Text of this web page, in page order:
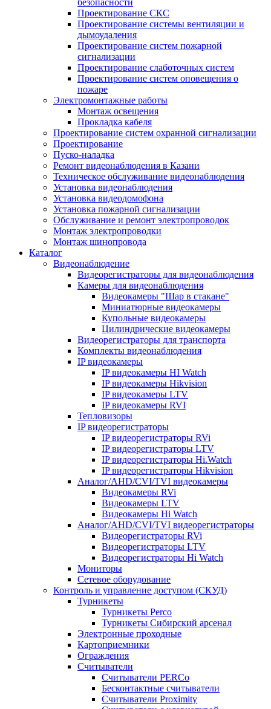
безопасности
Проектирование СКС
Проектирование системы вентиляции и
дымоудаления
Проектирование систем пожарной
сигнализации
Проектирование слаботочных систем
Проектирование систем оповещения о
пожаре
Электромонтажные работы
Монтаж освещения
Прокладка кабеля
Проектирование систем охранной сигнализации
Проектирование
Пуско-наладка
Ремонт видеонаблюдения в Казани
Техническое обслуживание видеонаблюдения
Установка видеонаблюдения
Установка видеодомофона
Установка пожарной сигнализации
Обслуживание и ремонт электропроводок
Монтаж электропроводки
Монтаж шинопровода
Каталог
Видеонаблюдение
Видеорегистраторы для видеонаблюдения
Камеры для видеонаблюдения
Видеокамеры "Шар в стакане"
Миниатюрные видеокамеры
Купольные видеокамеры
Цилиндрические видеокамеры
Видеорегистраторы для транспорта
Комплекты видеонаблюдения
IP видеокамеры
IP видеокамеры HI Watch
IP видеокамеры Hikvision
IP видеокамеры LTV
IP видеокамеры RVI
Тепловизоры
IP видеорегистраторы
IP видеорегистраторы RVi
IP видеорегистраторы LTV
IP видеорегистраторы Hi.Watch
IP видеорегистраторы Hikvision
Аналог/AHD/CVI/TVI видеокамеры
Видеокамеры RVi
Видеокамеры LTV
Видеокамеры Hi Watch
Аналог/AHD/CVI/TVI видеорегистраторы
Видеорегистраторы RVi
Видеорегистраторы LTV
Видеорегистраторы Hi Watch
Мониторы
Сетевое оборудование
Контроль и управление доступом (СКУД)
Турникеты
Турникеты Perco
Турникеты Сибирский арсенал
Электронные проходные
Картоприемники
Ограждения
Считыватели
Считыватели PERCo
Бесконтактные считыватели
Считыватели Proximity